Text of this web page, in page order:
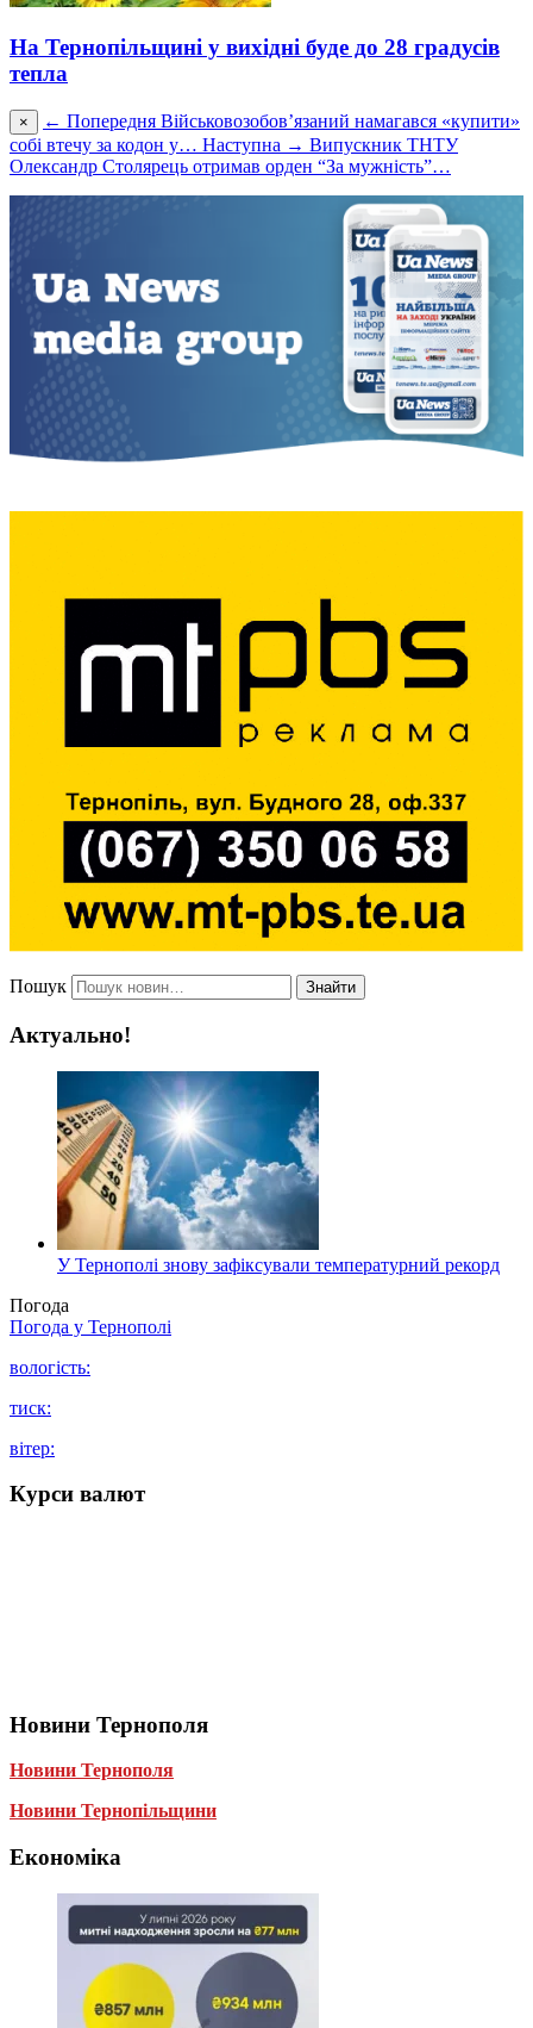
На Тернопільщині у вихідні буде до 28 градусів
тепла
× ← Попередня Військовозобов’язаний намагався «купити»
собі втечу за кодон у… Наступна → Випускник ТНТУ
Олександр Столярець отримав орден “За мужність”…
Пошук Знайти
Актуально!
У Тернополі знову зафіксували температурний рекорд
Погода
Погода у Тернополі
вологість:
тиск:
вітер:
Курси валют
Новини Тернополя
Новини Тернополя
Новини Тернопільщини
Економіка